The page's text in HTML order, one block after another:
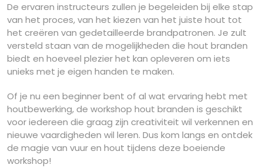
De ervaren instructeurs zullen je begeleiden bij elke stap
van het proces, van het kiezen van het juiste hout tot
het creëren van gedetailleerde brandpatronen. Je zult
versteld staan van de mogelijkheden die hout branden
biedt en hoeveel plezier het kan opleveren om iets
unieks met je eigen handen te maken.
Of je nu een beginner bent of al wat ervaring hebt met
houtbewerking, de workshop hout branden is geschikt
voor iedereen die graag zijn creativiteit wil verkennen en
nieuwe vaardigheden wil leren. Dus kom langs en ontdek
de magie van vuur en hout tijdens deze boeiende
workshop!